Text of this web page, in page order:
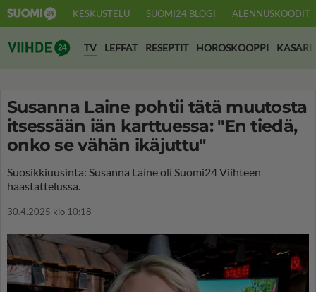
KESKUSTELU SUOMI24 BLOGI ALENNUSKOODIT
Suomi24 Viihde
TV LEFFAT RESEPTIT HOROSKOOPPI KASARI
Susanna Laine pohtii tätä muutosta
itsessään iän karttuessa: "En tiedä,
onko se vähän ikäjuttu"
Suosikkiuusinta: Susanna Laine oli Suomi24 Viihteen
haastattelussa.
30.4.2025 klo 10:18